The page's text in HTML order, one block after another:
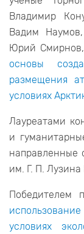
Владимир
Вадим
Юрий
основы
размещения
условиях
Лауреатами
и
направленные
им. Г. П.
Победителем
условиях